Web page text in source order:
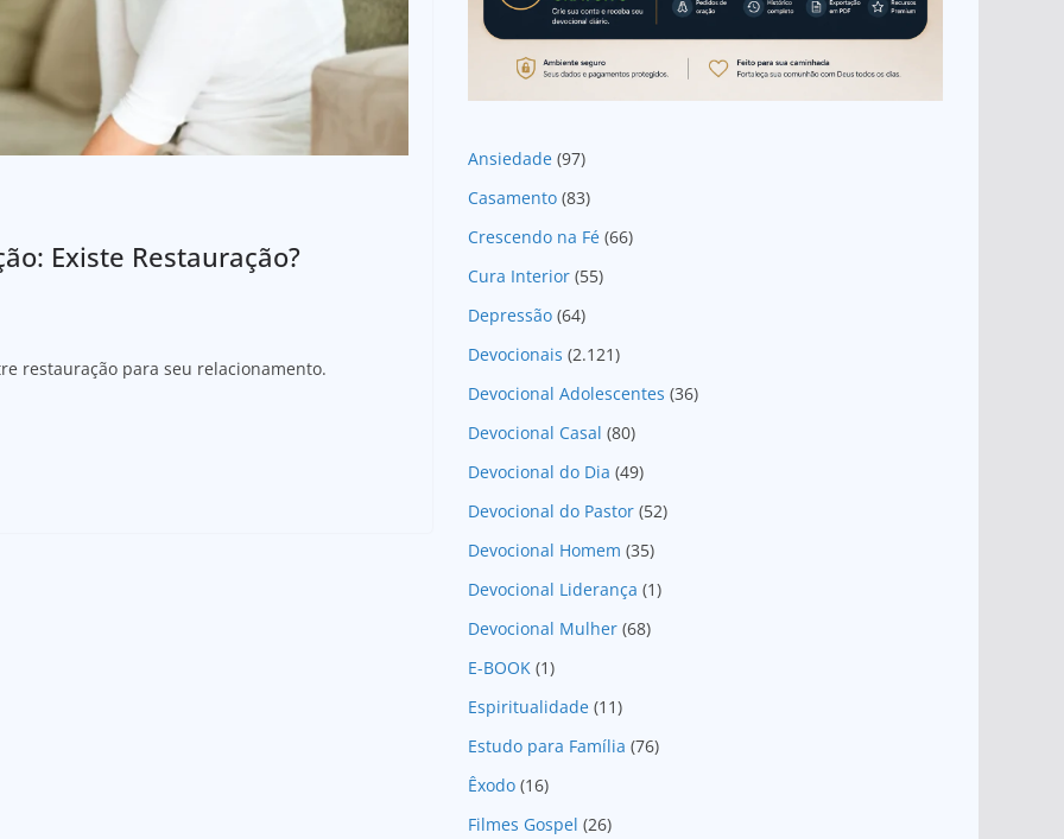
Existe Restauração?
restauração para seu relacionamento.
Ansiedade (97)
Casamento (83)
Crescendo na Fé (66)
Cura Interior (55)
Depressão (64)
Devocionais (2.121)
Devocional Adolescentes (36)
Devocional Casal (80)
Devocional do Dia (49)
Devocional do Pastor (52)
Devocional Homem (35)
Devocional Liderança (1)
Devocional Mulher (68)
E-BOOK (1)
Espiritualidade (11)
Estudo para Família (76)
Êxodo (16)
Filmes Gospel (26)